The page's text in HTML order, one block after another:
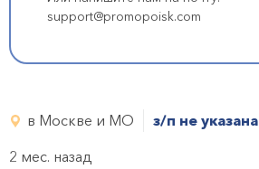
support@promopoisk.com
в Москве и МО
з/п не указана
2 мес. назад